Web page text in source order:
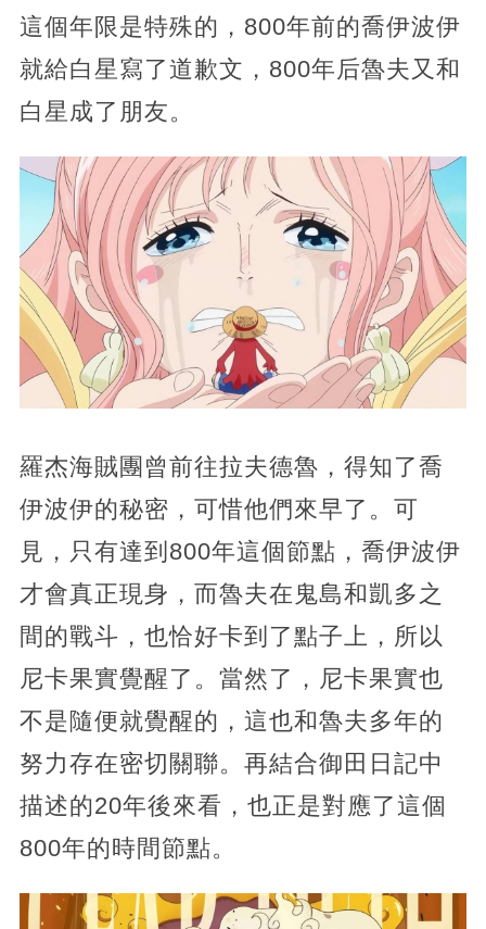
這個年限是特殊的，800年前的喬伊波伊
就給白星寫了道歉文，800年后魯夫又和
白星成了朋友。
羅杰海賊團曾前往拉夫德魯，得知了喬
伊波伊的秘密，可惜他們來早了。可
見，只有達到800年這個節點，喬伊波伊
才會真正現身，而魯夫在鬼島和凱多之
間的戰斗，也恰好卡到了點子上，所以
尼卡果實覺醒了。當然了，尼卡果實也
不是隨便就覺醒的，這也和魯夫多年的
努力存在密切關聯。再結合御田日記中
描述的20年後來看，也正是對應了這個
800年的時間節點。